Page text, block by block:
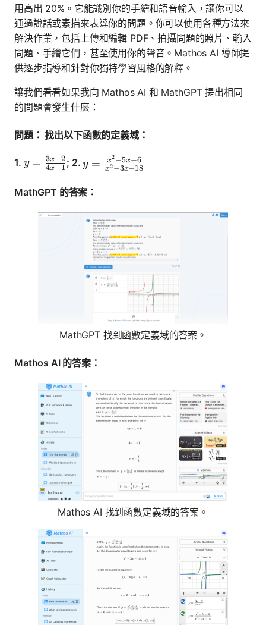
用高出 20%。它能識別你的手繪和語音輸入，讓你可以
通過說話或素描來表達你的問題。你可以使用各種方法來
解決作業，包括上傳和編輯 PDF、拍攝問題的照片、輸入
問題、手繪它們，甚至使用你的聲音。Mathos AI 導師提
供逐步指導和針對你獨特學習風格的解釋。
讓我們看看如果我向 Mathos AI 和 MathGPT 提出相同
的問題會發生什麼：
問題： 找出以下函數的定義域：
1. y = \frac{3x - 2}{4x + 1}
y = 4x+1
3x−2 ; 2.y = \frac{x^2 - 5x - 6}{x^2 - 3x - 18}
y = x2−3x−18
x2−5x−6
MathGPT 的答案：
MathGPT 找到函數定義域的答案。
Mathos AI 的答案：
Mathos AI 找到函數定義域的答案。